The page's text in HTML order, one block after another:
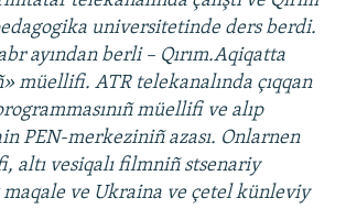
universitetinde ders berdi.
ayından berli – Qırım.Aqiqatta
müellifi. ATR telekanalında çıqqan
müellifi ve alıp
PEN-merkeziniñ azası. Onlarnen
altı vesiqalı filmniñ stsenariy
ve Ukraina ve çetel künleviy